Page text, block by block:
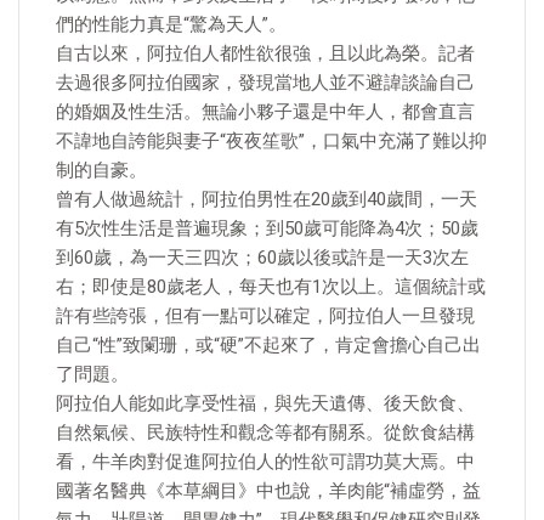
們的性能力真是“驚為天人”。
自古以來，阿拉伯人都性欲很強，且以此為榮。記者
去過很多阿拉伯國家，發現當地人並不避諱談論自己
的婚姻及性生活。無論小夥子還是中年人，都會直言
不諱地自誇能與妻子“夜夜笙歌”，口氣中充滿了難以抑
制的自豪。
曾有人做過統計，阿拉伯男性在20歲到40歲間，一天
有5次性生活是普遍現象；到50歲可能降為4次；50歲
到60歲，為一天三四次；60歲以後或許是一天3次左
右；即使是80歲老人，每天也有1次以上。這個統計或
許有些誇張，但有一點可以確定，阿拉伯人一旦發現
自己“性”致闌珊，或“硬”不起來了，肯定會擔心自己出
了問題。
阿拉伯人能如此享受性福，與先天遺傳、後天飲食、
自然氣候、民族特性和觀念等都有關系。從飲食結構
看，牛羊肉對促進阿拉伯人的性欲可謂功莫大焉。中
國著名醫典《本草綱目》中也說，羊肉能“補虛勞，益